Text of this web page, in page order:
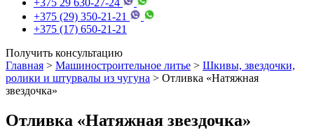
+375 29 630-27-24
+375 (29) 350-21-21
+375 (17) 650-21-21
Получить консультацию
Главная > Машиностроительное литье > Шкивы, звездочки,
ролики и штурвалы из чугуна > Отливка «Натяжная
звездочка»
Отливка «Натяжная звездочка»